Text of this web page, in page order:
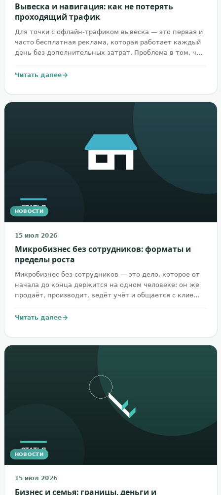
Вывеска и навигация: как не потерять
проходящий трафик
Для точки с офлайн-трафиком вывеска — это первая и
часто бесплатная реклама, которая работает каждый
день без дополнительных затрат. Проблема в том, ч…
Читать далее
НОВОСТИ
15 июл 2026
Микробизнес без сотрудников: форматы и
пределы роста
Микробизнес без сотрудников — это дело, которое от
начала до конца держится на одном человеке: он же
продаёт, производит, ведёт учёт и общается с клие…
Читать далее
НОВОСТИ
15 июл 2026
Бизнес и семья: границы, деньги и